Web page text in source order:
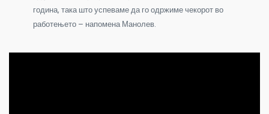
година, така што успеваме да го одржиме чекорот во
работењето – напомена Манолев.